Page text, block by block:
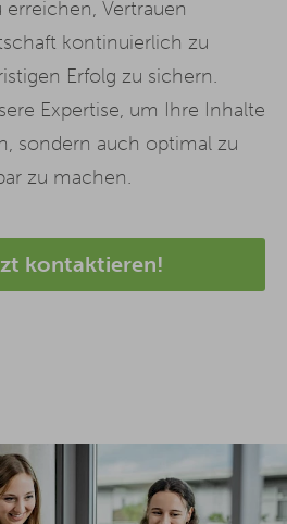
erreichen, Vertrauen
kontinuierlich zu
Erfolg zu sichern.
Expertise, um Ihre Inhalte
sondern auch optimal zu
zu machen.
kontaktieren!